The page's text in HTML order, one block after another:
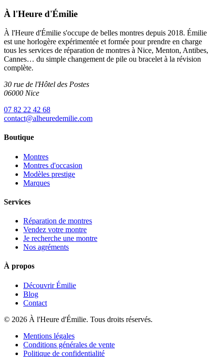
À l'Heure d'Émilie
À l'Heure d'Émilie s'occupe de belles montres depuis 2018. Émilie
est une horlogère expérimentée et formée pour prendre en charge
tous les services de réparation de montres à Nice, Menton, Antibes,
Cannes… du simple changement de pile ou bracelet à la révision
complète.
30 rue de l'Hôtel des Postes
06000 Nice
07 82 22 42 68
contact@alheuredemilie.com
Boutique
Montres
Montres d'occasion
Modèles prestige
Marques
Services
Réparation de montres
Vendez votre montre
Je recherche une montre
Nos agréments
À propos
Découvrir Émilie
Blog
Contact
© 2026 À l'Heure d'Émilie. Tous droits réservés.
Mentions légales
Conditions générales de vente
Politique de confidentialité